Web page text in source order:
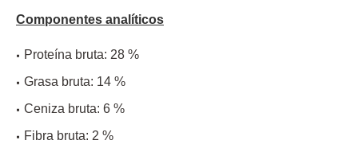
Componentes analíticos
Proteína bruta: 28 %
Grasa bruta: 14 %
Ceniza bruta: 6 %
Fibra bruta: 2 %